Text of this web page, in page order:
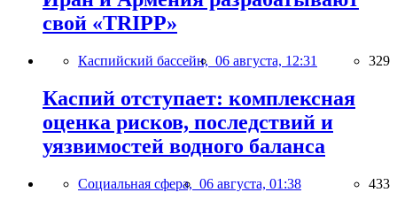
свой «TRIPP»
Каспийский бассейн, 06 августа, 12:31 329
Каспий отступает: комплексная
оценка рисков, последствий и
уязвимостей водного баланса
Социальная сфера, 06 августа, 01:38 433